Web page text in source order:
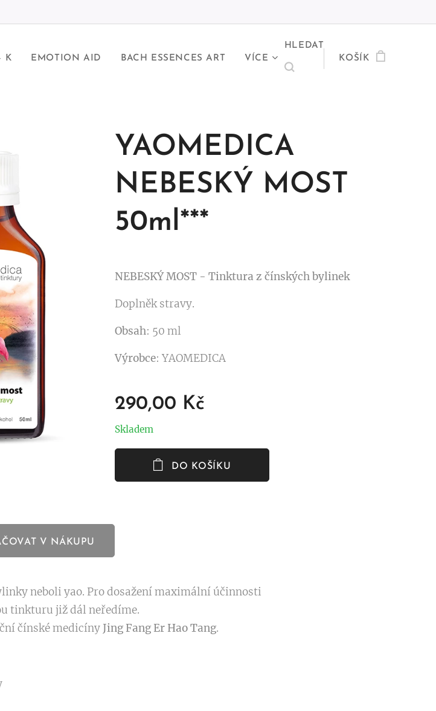
K EMOTION AID BACH ESSENCES ART VÍCE
HLEDAT
KOŠÍK
YAOMEDICA
NEBESKÝ MOST
50ml***
NEBESKÝ MOST - Tinktura z čínských bylinek
Doplněk stravy.
Obsah: 50 ml
Výrobce: YAOMEDICA
290,00 Kč
Skladem
DO KOŠÍKU
V NÁKUPU
neboli yao. Pro dosažení maximální účinnosti
tinkturu již dál neředíme.
čínské medicíny Jing Fang Er Hao Tang.